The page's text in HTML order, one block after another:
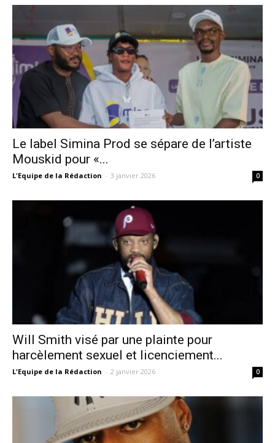
Le label Simina Prod se sépare de l’artiste
Mouskid pour «...
L'Equipe de la Rédaction - 3 janvier 2026 0
Will Smith visé par une plainte pour
harcèlement sexuel et licenciement...
L'Equipe de la Rédaction - 2 janvier 2026 0